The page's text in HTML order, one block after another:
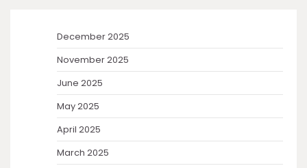
December 2025
November 2025
June 2025
May 2025
April 2025
March 2025